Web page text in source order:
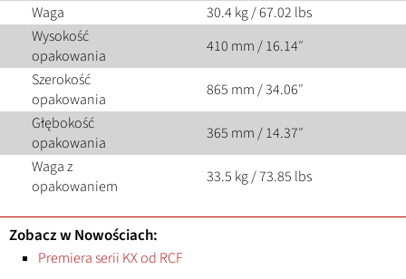
Waga
30.4 kg / 67.02 lbs
Wysokość
opakowania
410 mm / 16.14″
Szerokość
opakowania
865 mm / 34.06″
Głębokość
opakowania
365 mm / 14.37″
Waga z
opakowaniem
33.5 kg / 73.85 lbs
Zobacz w Nowościach:
Premiera serii KX od RCF